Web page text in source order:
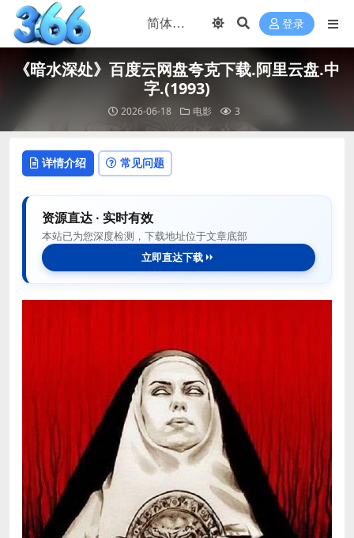
登录
《暗水深处》百度云网盘夸克下载.阿里云盘.中
字.(1993)
2026-06-18 电影 3
详情介绍 常见问题
资源直达 · 实时有效
本站已为您深度检测，下载地址位于文章底部
立即直达下载